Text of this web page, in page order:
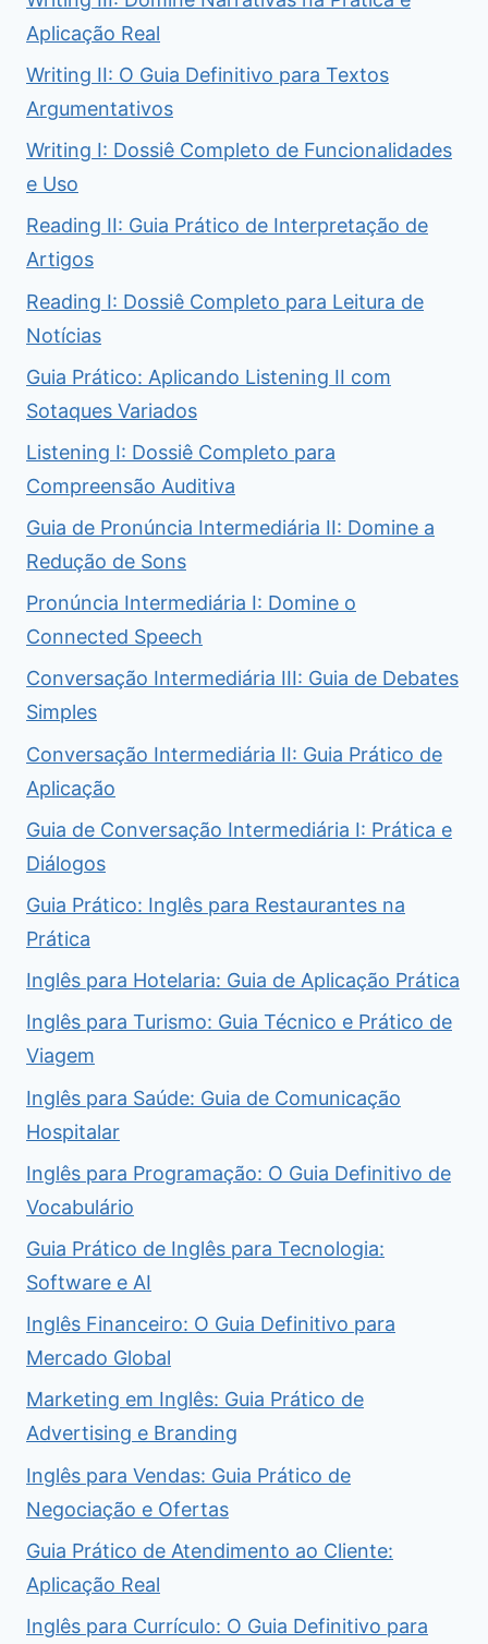
Aplicação Real
Writing II: O Guia Definitivo para Textos
Argumentativos
Writing I: Dossiê Completo de Funcionalidades
e Uso
Reading II: Guia Prático de Interpretação de
Artigos
Reading I: Dossiê Completo para Leitura de
Notícias
Guia Prático: Aplicando Listening II com
Sotaques Variados
Listening I: Dossiê Completo para
Compreensão Auditiva
Guia de Pronúncia Intermediária II: Domine a
Redução de Sons
Pronúncia Intermediária I: Domine o
Connected Speech
Conversação Intermediária III: Guia de Debates
Simples
Conversação Intermediária II: Guia Prático de
Aplicação
Guia de Conversação Intermediária I: Prática e
Diálogos
Guia Prático: Inglês para Restaurantes na
Prática
Inglês para Hotelaria: Guia de Aplicação Prática
Inglês para Turismo: Guia Técnico e Prático de
Viagem
Inglês para Saúde: Guia de Comunicação
Hospitalar
Inglês para Programação: O Guia Definitivo de
Vocabulário
Guia Prático de Inglês para Tecnologia:
Software e AI
Inglês Financeiro: O Guia Definitivo para
Mercado Global
Marketing em Inglês: Guia Prático de
Advertising e Branding
Inglês para Vendas: Guia Prático de
Negociação e Ofertas
Guia Prático de Atendimento ao Cliente:
Aplicação Real
Inglês para Currículo: O Guia Definitivo para